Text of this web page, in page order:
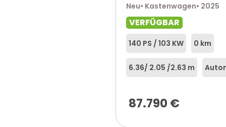
Neu• Kastenwagen• 2025
VERFÜGBAR
140 PS / 103 KW 0 km
6.36/ 2.05 /2.63 m
87.790 €